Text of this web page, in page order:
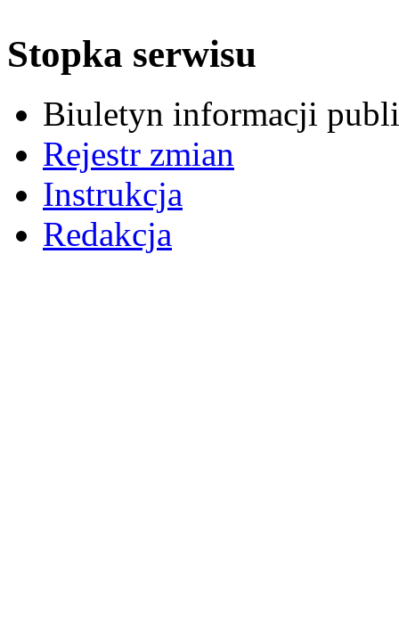
Stopka serwisu
Biuletyn informacji
Rejestr zmian
Instrukcja
Redakcja